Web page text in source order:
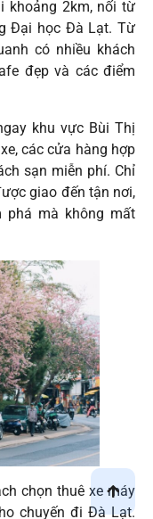
khoảng 2km, nối từ
Đại học Đà Lạt. Từ
có nhiều khách
đẹp và các điểm
khu vực Bùi Thị
các cửa hàng hợp
sạn miễn phí. Chỉ
giao đến tận nơi,
phá mà không mất
chọn thuê xe máy
chuyến đi Đà Lạt.